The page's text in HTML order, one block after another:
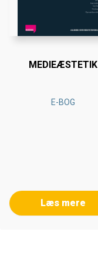
MEDIEÆSTETIK
E-BOG
Læs mere